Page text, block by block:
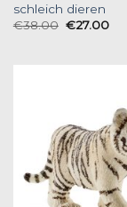
schleich dieren
€38.00 €27.00